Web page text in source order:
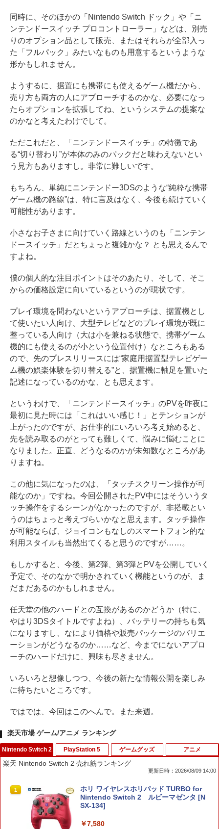
同時に、そのほかの「Nintendo Switch ドック」や「ニ
ンテンドースイッチ プロコントローラー」などは、別売
りのオプション品として販売、またはそれらが全部入っ
た「フルパック」みたいなものも用意するというような
形かもしれません。
ようするに、据置にも携帯にも使えるゲーム機だから、
売り方も両方の人にアプローチするのかな、必要になっ
たらオプションを拡張してね、というシステムの提案な
のかなと考えたわけでして。
ただこれだと、「ニンテンドースイッチ」の特徴であ
る“切り替わり”が本体のみのパックだと味わえないとい
う見方もありますし。非常に難しいです。
もちろん、単純にニンテンドー3DSのような“純粋な携帯
ゲーム機の路線”は、特に言及はなく、今後も続けていく
可能性があります。
小さなお子さまに向けていく路線というのも「ニンテン
ドースイッチ」だとちょっと複雑かな？ とも思えるんで
すよね。
僕の個人的な注目ポイントはそのあたり、そして、そこ
からの価格設定に向いているというのが現状です。
プレイ環境を問わないというアプローチは、据置機とし
て使いたい人向け、大型テレビなどのプレイ環境が既に
整っている人向け（大は小を兼ねる状態で、携帯ゲーム
機的にも使えるのが小という位置付け）なところもある
ので、先のプレスリリースには“家庭用据置型テレビゲー
ム機の娯楽体験を切り替える”と、据置機に軸足を置いた
記述になっているのかな、とも思えます。
というわけで、「ニンテンドースイッチ」のPVを昨夜に
最初に見た時には「これはいい感じ！」とテンションが
上がったのですが、お仕事的にいろいろ考え始めると、
先を読み取るのがとっても難しくて、悩みに悩むことに
なりました。正直、どうなるのかが未知数なところがあ
りますね。
この他に気になったのは、「タッチスクリーン操作が可
能なのか」ですね。今回公開されたPV中にはそういうタ
ッチ操作をするシーンがなかったのですが、非搭載とい
うのはちょっと考えづらいかなと思えます。タッチ操作
が可能ならば、ジョイコンもなしのスマートフォン的な
利用スタイルも当然出てくると思うのですが……。
もしかすると、今後、第2弾、第3弾とPVを公開していく
予定で、そのなかで明かされていく機能というのが、ま
だまだあるのかもしれません。
任天堂の他のハードとの互換があるのかどうか（特に、
やはり3DSタイトルですよね）、バッテリーの持ちも気
になりますし、なにより価格や販売パッケージのバリエ
ーションがどうなるのか……など、今までにないアプロ
ーチのハードだけに、興味も尽きません。
いろいろと想像しつつ、今後の新たな情報公開を楽しみ
に待ちたいところです。
ではでは、今回はこのへんで。また来週。
楽天市場 ゲーム/アニメ ランキング
Nintendo Switch 2
楽天 Nintendo Switch 2 売れ筋ランキング
更新日時：2026/08/09 14:00
1
ホリ ワイヤレスホリパッド TURBO for
Nintendo Switch 2 ルビーマゼンタ [N
SX-134]
￥7,580
PlayStation 5 ゲームグッズ アニメ